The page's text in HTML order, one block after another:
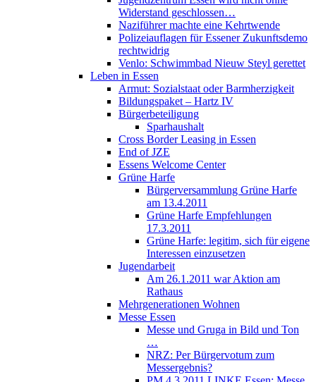
Widerstand geschlossen…
Naziführer machte eine Kehrtwende
Polizeiauflagen für Essener Zukunftsdemo
rechtwidrig
Venlo: Schwimmbad Nieuw Steyl gerettet
Leben in Essen
Armut: Sozialstaat oder Barmherzigkeit
Bildungspaket – Hartz IV
Bürgerbeteiligung
Sparhaushalt
Cross Border Leasing in Essen
End of JZE
Essens Welcome Center
Grüne Harfe
Bürgerversammlung Grüne Harfe
am 13.4.2011
Grüne Harfe Empfehlungen
17.3.2011
Grüne Harfe: legitim, sich für eigene
Interessen einzusetzen
Jugendarbeit
Am 26.1.2011 war Aktion am
Rathaus
Mehrgenerationen Wohnen
Messe Essen
Messe und Gruga in Bild und Ton
…
NRZ: Per Bürgervotum zum
Messergebnis?